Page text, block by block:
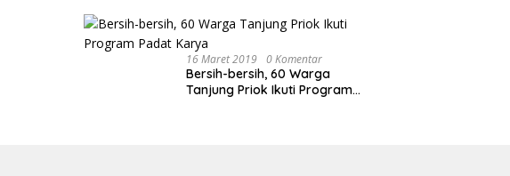
16 Maret 2019 0 Komentar
Bersih-bersih, 60 Warga
Tanjung Priok Ikuti Program